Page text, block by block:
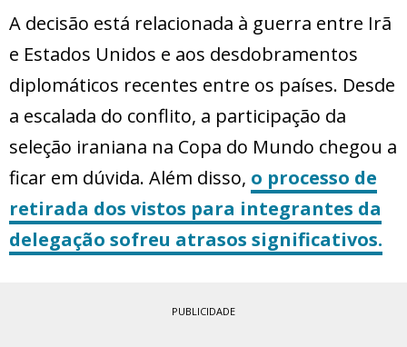
A decisão está relacionada à guerra entre Irã
e Estados Unidos e aos desdobramentos
diplomáticos recentes entre os países. Desde
a escalada do conflito, a participação da
seleção iraniana na Copa do Mundo chegou a
ficar em dúvida. Além disso, o processo de
retirada dos vistos para integrantes da
delegação sofreu atrasos significativos.
PUBLICIDADE